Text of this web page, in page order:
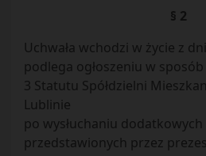
§ 2
Uchwała wchodzi w życie z
podlega ogłoszeniu w
3 Statutu Spółdzielni
Lublinie
po wysłuchaniu dodatkowych
przedstawionych przez